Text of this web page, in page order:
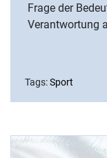
Frage der
Verantwortung
Tags:Sport